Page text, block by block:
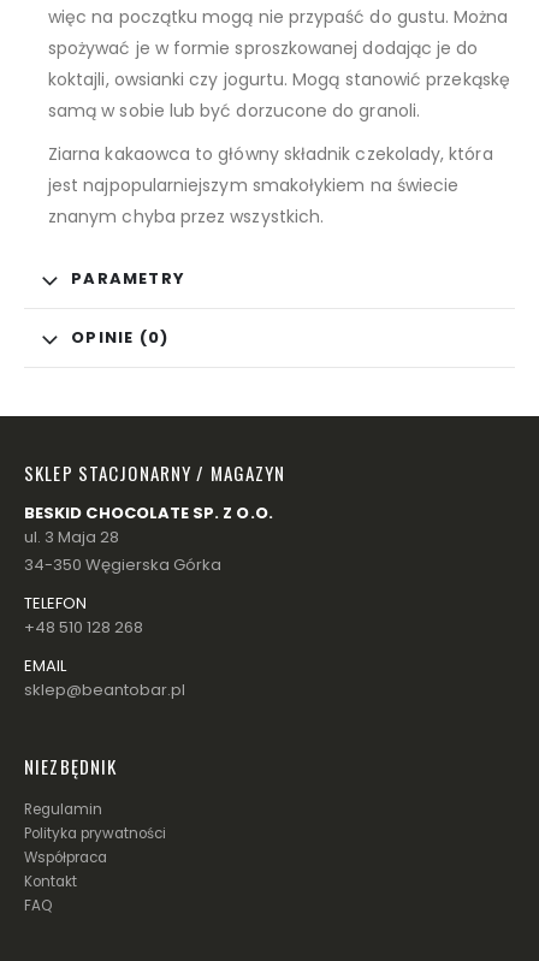
więc na początku mogą nie przypaść do gustu. Można
spożywać je w formie sproszkowanej dodając je do
koktajli, owsianki czy jogurtu. Mogą stanowić przekąskę
samą w sobie lub być dorzucone do granoli.
Ziarna kakaowca to główny składnik czekolady, która
jest najpopularniejszym smakołykiem na świecie
znanym chyba przez wszystkich.
PARAMETRY
OPINIE (0)
SKLEP STACJONARNY / MAGAZYN
BESKID CHOCOLATE SP. Z O.O.
ul. 3 Maja 28
34-350 Węgierska Górka
TELEFON
+48 510 128 268
EMAIL
sklep@beantobar.pl
NIEZBĘDNIK
Regulamin
Polityka prywatności
Współpraca
Kontakt
FAQ